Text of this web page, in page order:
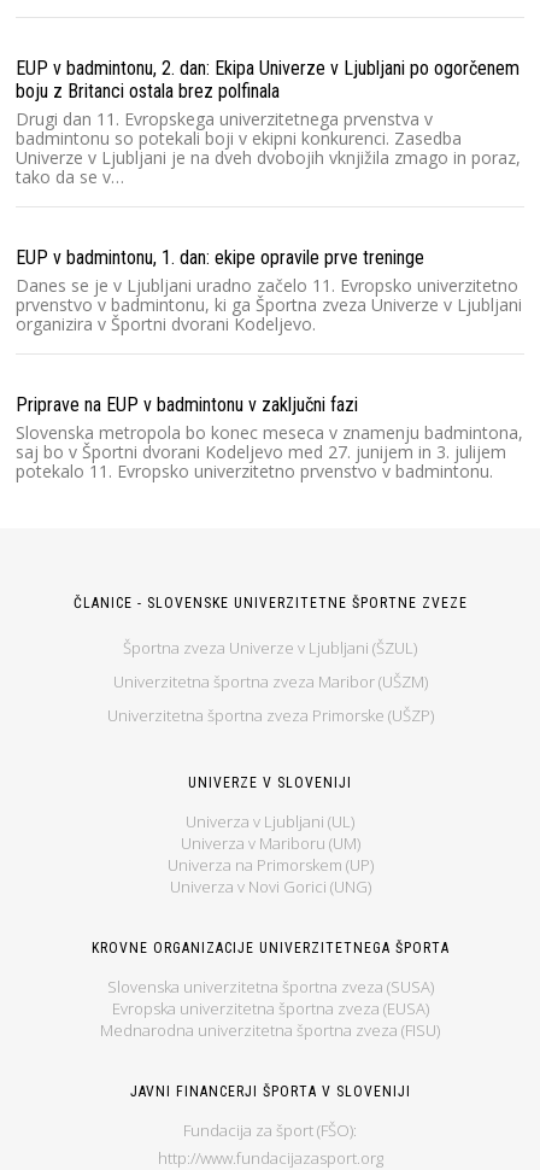
EUP v badmintonu, 2. dan: Ekipa Univerze v Ljubljani po ogorčenem
boju z Britanci ostala brez polfinala
Drugi dan 11. Evropskega univerzitetnega prvenstva v
badmintonu so potekali boji v ekipni konkurenci. Zasedba
Univerze v Ljubljani je na dveh dvobojih vknjižila zmago in poraz,
tako da se v…
EUP v badmintonu, 1. dan: ekipe opravile prve treninge
Danes se je v Ljubljani uradno začelo 11. Evropsko univerzitetno
prvenstvo v badmintonu, ki ga Športna zveza Univerze v Ljubljani
organizira v Športni dvorani Kodeljevo.
Priprave na EUP v badmintonu v zaključni fazi
Slovenska metropola bo konec meseca v znamenju badmintona,
saj bo v Športni dvorani Kodeljevo med 27. junijem in 3. julijem
potekalo 11. Evropsko univerzitetno prvenstvo v badmintonu.
ČLANICE - SLOVENSKE UNIVERZITETNE ŠPORTNE ZVEZE
Športna zveza Univerze v Ljubljani (ŠZUL)
Univerzitetna športna zveza Maribor (UŠZM)
Univerzitetna športna zveza Primorske (UŠZP)
UNIVERZE V SLOVENIJI
Univerza v Ljubljani (UL)
Univerza v Mariboru (UM)
Univerza na Primorskem (UP)
Univerza v Novi Gorici (UNG)
KROVNE ORGANIZACIJE UNIVERZITETNEGA ŠPORTA
Slovenska univerzitetna športna zveza (SUSA)
Evropska univerzitetna športna zveza (EUSA)
Mednarodna univerzitetna športna zveza (FISU)
JAVNI FINANCERJI ŠPORTA V SLOVENIJI
Fundacija za šport (FŠO):
http://www.fundacijazasport.org